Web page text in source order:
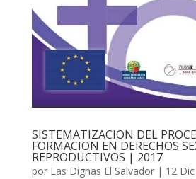
SISTEMATIZACION DEL
FORMACION EN DERECHOS
REPRODUCTIVOS | 2017
por Las Dignas El Salvador| 12